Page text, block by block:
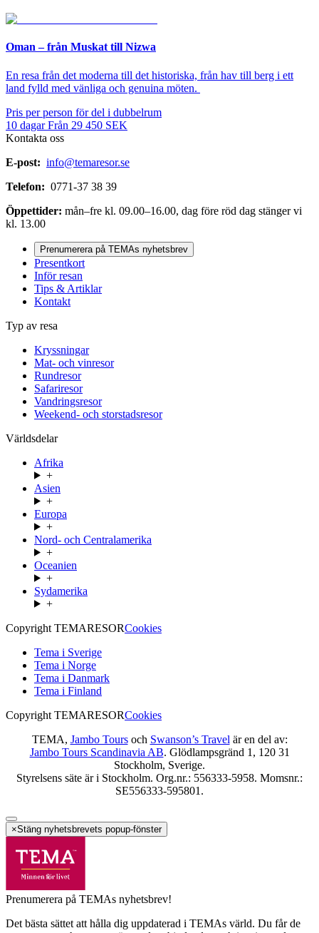
Oman – från Muskat till Nizwa
En resa från det moderna till det historiska, från hav till berg i ett
land fylld med vänliga och genuina möten.
Pris per person för del i dubbelrum
10 dagar Från 29 450 SEK
Kontakta oss
E-post: info@temaresor.se
Telefon: 0771-37 38 39
Öppettider: mån–fre kl. 09.00–16.00, dag före röd dag stänger vi
kl. 13.00
Prenumerera på TEMAs nyhetsbrev
Presentkort
Inför resan
Tips & Artiklar
Kontakt
Typ av resa
Kryssningar
Mat- och vinresor
Rundresor
Safariresor
Vandringsresor
Weekend- och storstadsresor
Världsdelar
Afrika
+
Asien
+
Europa
+
Nord- och Centralamerika
+
Oceanien
+
Sydamerika
+
Copyright TEMARESORCookies
Tema i Sverige
Tema i Norge
Tema i Danmark
Tema i Finland
Copyright TEMARESORCookies
TEMA, Jambo Toursoch Swanson’s Travel är en del av:
Jambo Tours Scandinavia AB. Glödlampsgränd 1, 120 31
Stockholm, Sverige.
Styrelsens säte är i Stockholm. Org.nr.: 556333-5958. Momsnr.:
SE556333-595801.
×Stäng nyhetsbrevets popup-fönster
Prenumerera på TEMAs nyhetsbrev!
Det bästa sättet att hålla dig uppdaterad i TEMAs värld. Du får de